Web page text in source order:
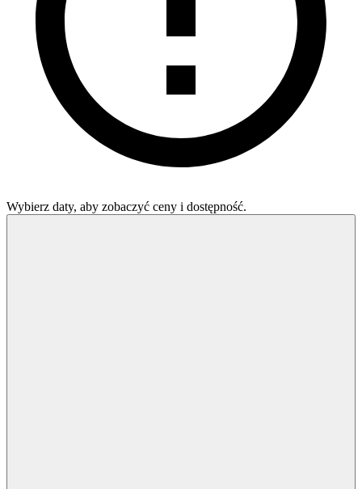
Wybierz daty, aby zobaczyć ceny i dostępność.